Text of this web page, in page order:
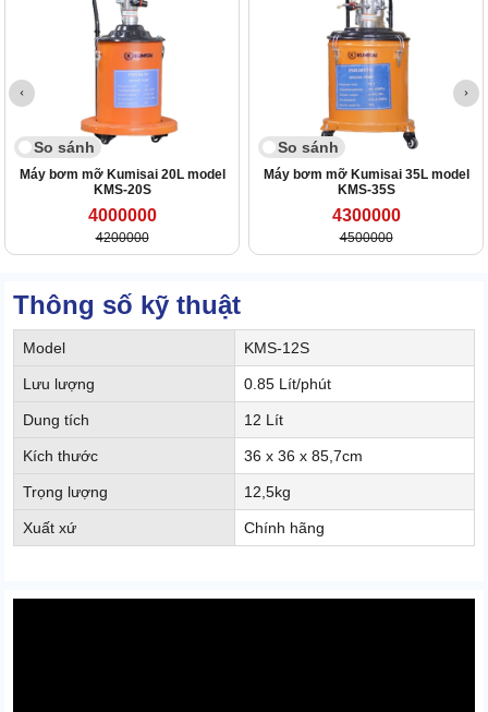
So sánh
Máy bơm mỡ Kumisai 20L model
KMS-20S
4000000
4200000
So sánh
Máy bơm mỡ Kumisai 35L model
KMS-35S
4300000
4500000
Thông số kỹ thuật
Model KMS-12S
Lưu lượng 0.85 Lít/phút
Dung tích 12 Lít
Kích thước 36 x 36 x 85,7cm
Trọng lượng 12,5kg
Xuất xứ Chính hãng